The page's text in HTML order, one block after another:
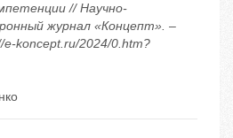
// Научно-
журнал «Концепт». –
koncept.ru/2024/0.htm?